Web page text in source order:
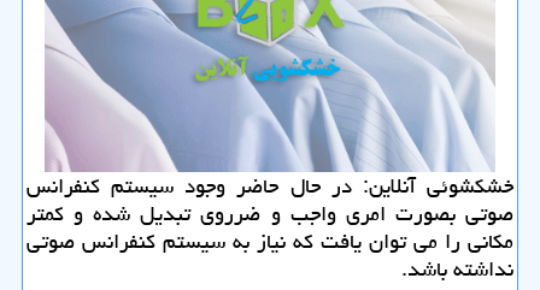
خشكشوئی آنلاین: در حال حاضر وجود سیستم كنفرانس
صوتی بصورت امری واجب و ضرروی تبدیل شده و كمتر
مكانی را می توان یافت كه نیاز به سیستم كنفرانس صوتی
نداشته باشد.